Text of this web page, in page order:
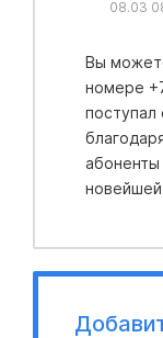
08.03
Вы
номере
поступал
абоненты